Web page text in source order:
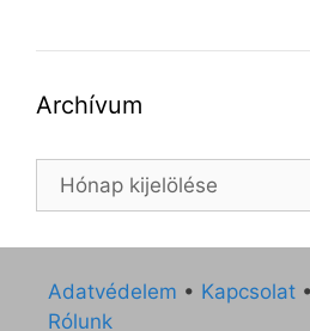
Archívum
Archívum
Adatvédelem • Kapcsolat •
Rólunk